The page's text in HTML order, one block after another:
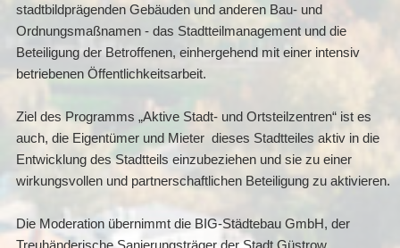
stadtbildprägenden Gebäuden und anderen Bau- und
Ordnungsmaßnamen - das Stadtteilmanagement und die
Beteiligung der Betroffenen, einhergehend mit einer intensiv
betriebenen Öffentlichkeitsarbeit.
Ziel des Programms „Aktive Stadt- und Ortsteilzentren“ ist es
auch, die Eigentümer und Mieter dieses Stadtteiles aktiv in die
Entwicklung des Stadtteils einzubeziehen und sie zu einer
wirkungsvollen und partnerschaftlichen Beteiligung zu aktivieren.
Die Moderation übernimmt die BIG-Städtebau GmbH, der